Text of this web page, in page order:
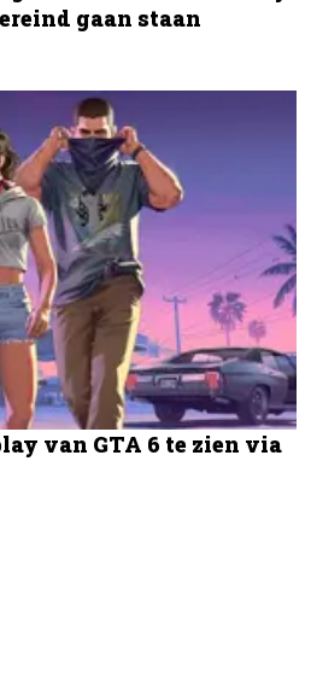
gaan staan
van GTA 6 te zien via